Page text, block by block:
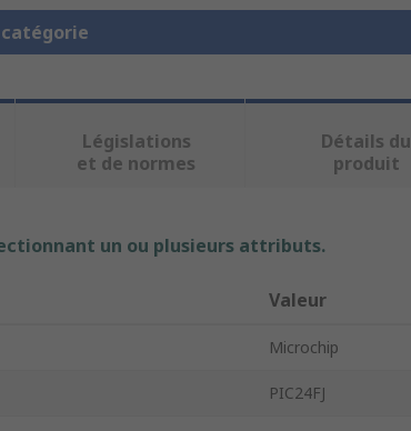
Législations
et de normes
Détails du
produit
un ou plusieurs attributs.
Valeur
Microchip
PIC24FJ